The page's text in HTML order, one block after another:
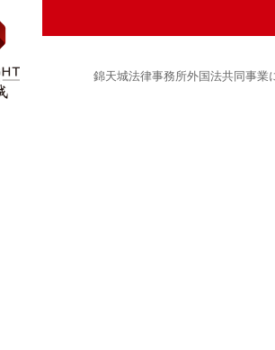
錦天城法律事務所外国法共同事業